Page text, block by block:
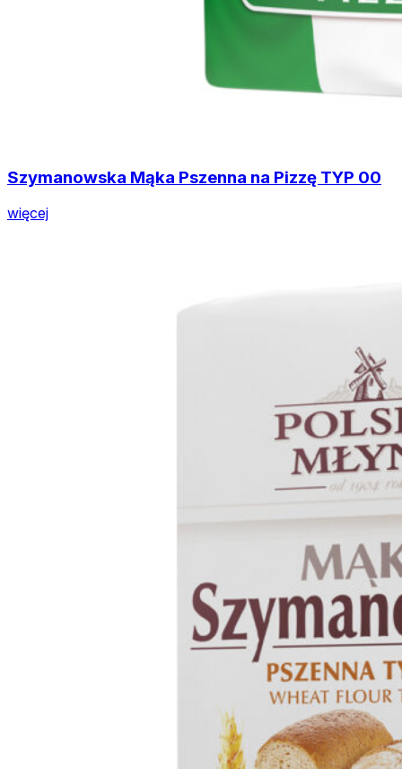
Szymanowska Mąka Pszenna na Pizzę TYP 00
więcej